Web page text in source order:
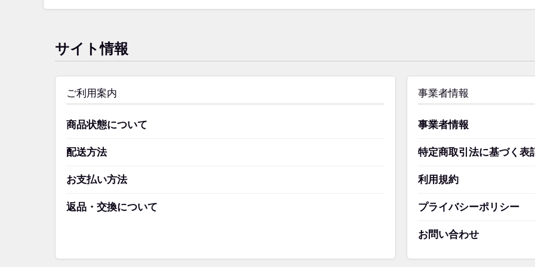
サイト情報
ご利用案内
商品状態について
配送方法
お支払い方法
返品・交換について
事業者情報
事業者情報
特定商取引法に基づく表
利用規約
プライバシーポリシー
お問い合わせ